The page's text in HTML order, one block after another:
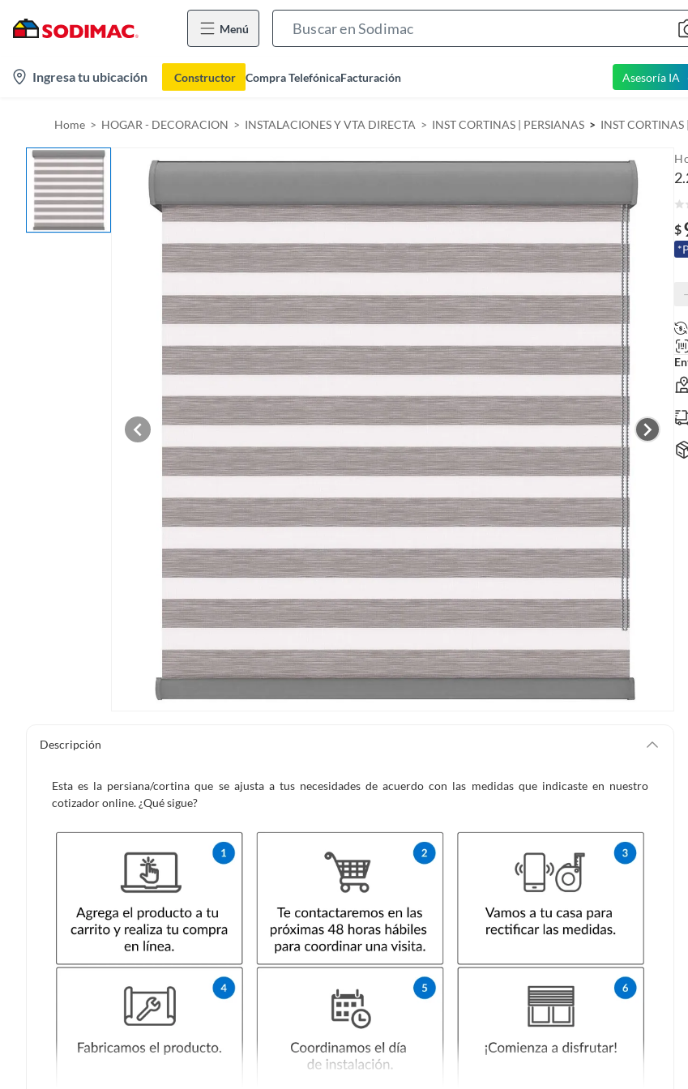
Menú
h
Ingresa tu ubicación Constructor Compra TelefónicaFacturación Asesoría IA
Home HOGAR - DECORACION INSTALACIONES Y VTA DIRECTA INST CORTINAS | PERSIANAS INST CORTINAS
Descripción
Esta es la persiana/cortina que se ajusta a tus necesidades de acuerdo con las medidas que indicaste en nuestro
cotizador online. ¿Qué sigue?
$